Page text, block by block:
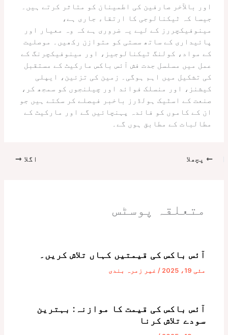
اور بالآخر صارفین کی اطمینان کو متاثر کرتے ہیں۔
جیسا کہ ٹیکنالوجی کا ارتقاء جاری ہے،
مینوفیکچررز کے لیے یہ ضروری ہے کہ وہ معیار اور
پائیداری کے ساتھ سستی کو متوازن رکھیں۔ موصلیت
کے مواد، کولنگ ٹیکنالوجیز، اور مینوفیکچرنگ کے
عمل میں مسلسل جدت فش آئس باکس مارکیٹ کے مستقبل
کی تشکیل میں اہم ہوگی۔ زمین کی تزئین، ایپلی
کیشنز، اور منسلک فوائد اور چیلنجوں کو سمجھ کر،
صنعت کے اسٹیک ہولڈرز باخبر فیصلے کر سکتے ہیں جو
ان کے کاموں کو فائدہ پہنچائیں گے اور مارکیٹ کے
مطالبات کے مطابق ہوں گے۔
پچھلا اگلا
متعلقہ پوسٹس
آئس باکس کی قیمتیں کہاں تلاش کریں۔
مئی 19، 2025 / غیر زمرہ بندی
آئس باکس کی قیمت کا موازنہ: بہترین
سودے تلاش کرنا